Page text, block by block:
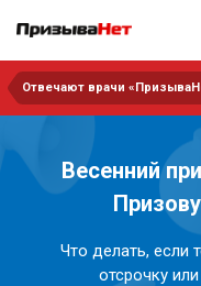
Отвечают врачи
Весенний
Что делать, если
отсрочку